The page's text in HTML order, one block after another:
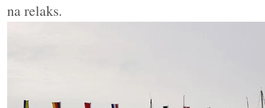
na relaks.